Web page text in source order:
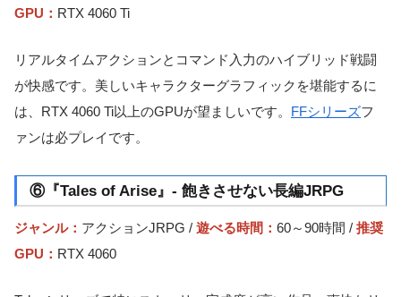
GPU： RTX 4060 Ti
リアルタイムアクションとコマンド入力のハイブリッド戦闘
が快感です。美しいキャラクターグラフィックを堪能するに
は、RTX 4060 Ti以上のGPUが望ましいです。 FFシリーズフ
ァンは必プレイです。
⑥『Tales of Arise』- 飽きさせない長編JRPG
ジャンル： アクションJRPG / 遊べる時間： 60～90時間 / 推奨
GPU： RTX 4060